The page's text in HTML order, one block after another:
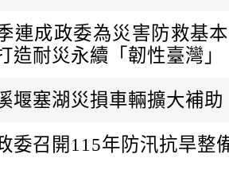
連成政委為災害防救基
造耐災永續「韌性臺灣」
堰塞湖災損車輛擴大補
委召開115年防汛抗旱整